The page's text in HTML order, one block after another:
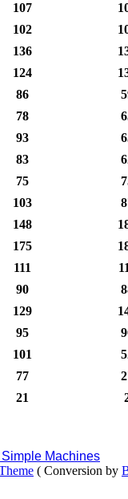
107
102
136
124
86
78
93
83
75
103
148
175
111
90
129
95
101
77
21
Machines
( Conversion by